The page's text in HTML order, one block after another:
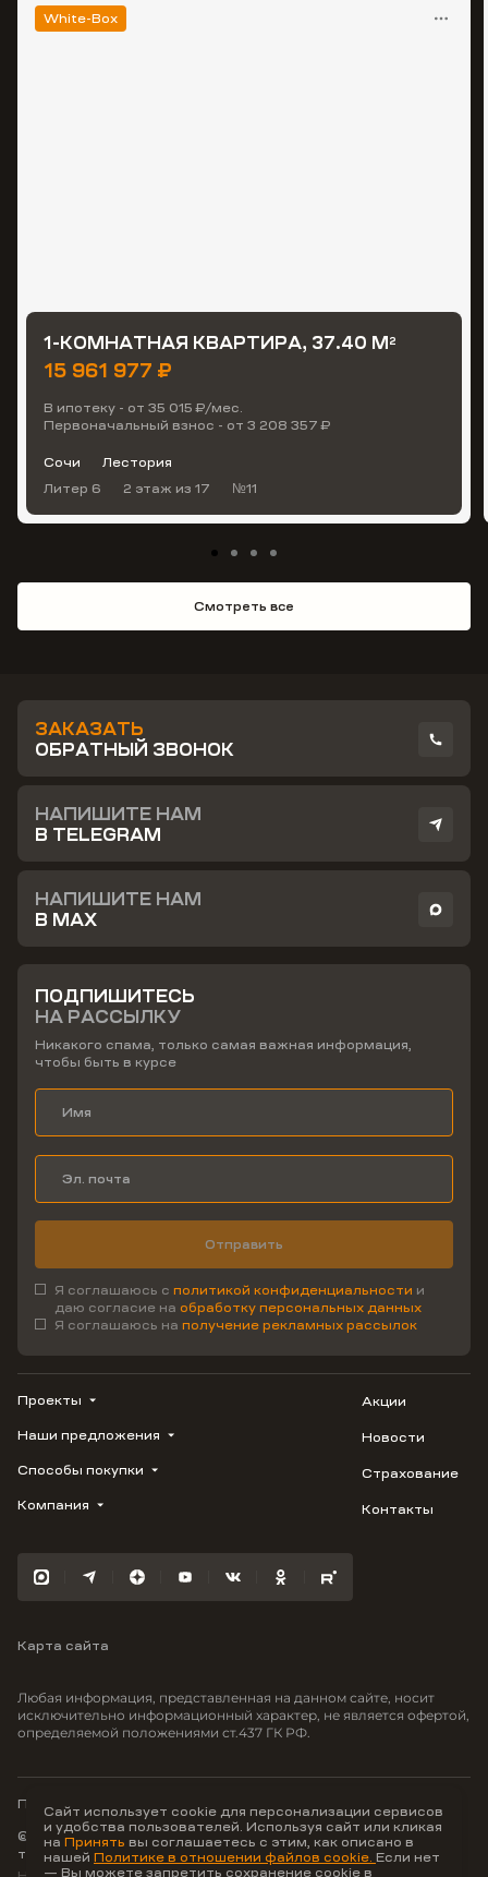
White-Box
1-КОМНАТНАЯ КВАРТИРА, 37.40 М2
15 961 977 ₽
В ипотеку - от 35 015 ₽/мес.
Первоначальный взнос - от 3 208 357 ₽
Сочи
Лестория
Литер 6
2 этаж из 17 №11
Смотреть все
ЗАКАЗАТЬ
ОБРАТНЫЙ ЗВОНОК
НАПИШИТЕ НАМ
В TELEGRAM
НАПИШИТЕ НАМ
В MAX
ПОДПИШИТЕСЬ
НА РАССЫЛКУ
Никакого спама, только самая важная информация,
чтобы быть в курсе
Отправить
Я соглашаюсь с политикой конфиденциальности и
даю согласие на обработку персональных данных
Я соглашаюсь на получение рекламных рассылок
Проекты
ВЕРН
1799
Флора
Южане
Моретта
Вместе
Наши предложения
Купить квартиру
Студию
3-комнатную
Способы покупки
Трейд-ин
100% оплата
Компания
Карьера
Акции
Новости
Страхование
Контакты
Карта сайта
Любая информация, представленная на данном сайте, носит
исключительно информационный характер, не является офертой,
определяемой положениями ст.437 ГК РФ.
© ООО Неоагентство, ИНН 9703176621,
тел.:+7 800 707-87-38
Политика конфиденциальности
Сайт использует cookie для персонализации сервисов
и удобства пользователей. Используя сайт или кликая
на Принять вы соглашаетесь с этим, как описано в
нашей Политике в отношении файлов cookie. Если нет
— Вы можете запретить сохранение cookie в